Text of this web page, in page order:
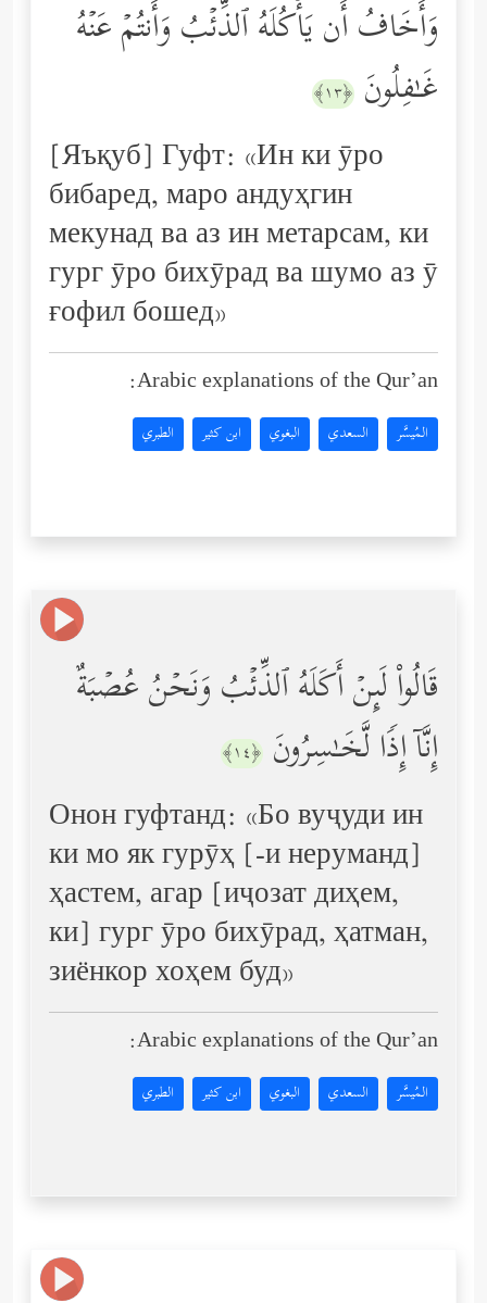
وَأَخَافُ أَن یَأۡكُلَهُ ٱلذِّئۡبُ وَأَنتُمۡ عَنۡهُ
غَـٰفِلُونَ ﴿١٣﴾
[Яъқуб] Гуфт: «Ин ки ӯро
бибаред, маро андуҳгин
мекунад ва аз ин метарсам, ки
гург ӯро бихӯрад ва шумо аз ӯ
ғофил бошед»
Arabic explanations of the Qur’an:
المُيسَّر السعدي البغوي ابن كثير الطبري
قَالُواْ لَىِٕنۡ أَكَلَهُ ٱلذِّئۡبُ وَنَحۡنُ عُصۡبَةٌ
إِنَّاۤ إِذࣰا لَّخَـٰسِرُونَ ﴿١٤﴾
Онон гуфтанд: «Бо вуҷуди ин
ки мо як гурӯҳ [-и неруманд]
ҳастем, агар [иҷозат диҳем,
ки] гург ӯро бихӯрад, ҳатман,
зиёнкор хоҳем буд»
Arabic explanations of the Qur’an:
المُيسَّر السعدي البغوي ابن كثير الطبري